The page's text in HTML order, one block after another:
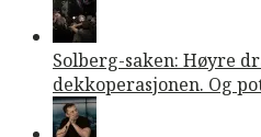
Solberg-saken: Høyre
dekkoperasjonen. Og